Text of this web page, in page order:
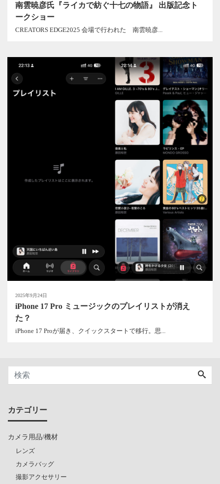
南雲暁彦氏『ライカで紡ぐ十七の物語』 出版記念ト
ークショー
CREATORS EDGE2025 会場で行われた 南雲暁彦...
2025年9月24日
iPhone 17 Pro ミュージックのプレイリストが消え
た？
iPhone 17 Proが届き、クイックスタートで移行。思...
カテゴリー
カメラ用品/機材
レンズ
カメラバッグ
撮影アクセサリー